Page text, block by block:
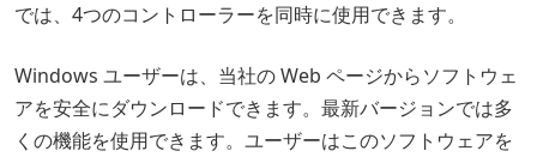
では、4つのコントローラーを同時に使用できます。
Windows ユーザーは、当社の Web ページからソフトウェ
アを安全にダウンロードできます。最新バージョンでは多
くの機能を使用できます。ユーザーはこのソフトウェアを